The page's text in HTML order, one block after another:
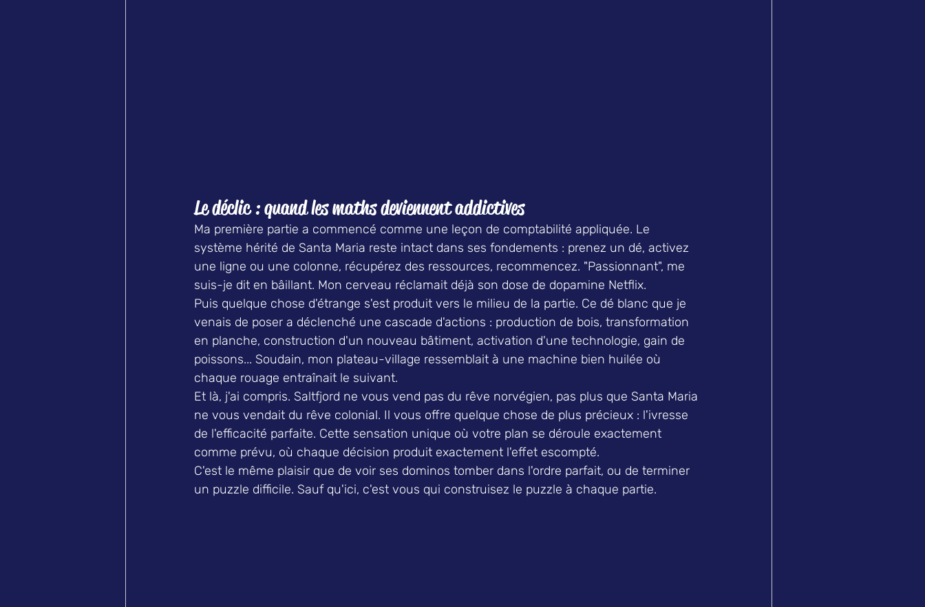
Le déclic : quand les maths deviennent addictives
Ma première partie a commencé comme une leçon de comptabilité appliquée. Le
système hérité de Santa Maria reste intact dans ses fondements : prenez un dé, activez
une ligne ou une colonne, récupérez des ressources, recommencez. "Passionnant", me
suis-je dit en bâillant. Mon cerveau réclamait déjà son dose de dopamine Netflix.
Puis quelque chose d'étrange s'est produit vers le milieu de la partie. Ce dé blanc que je
venais de poser a déclenché une cascade d'actions : production de bois, transformation
en planche, construction d'un nouveau bâtiment, activation d'une technologie, gain de
poissons... Soudain, mon plateau-village ressemblait à une machine bien huilée où
chaque rouage entraînait le suivant.
Et là, j'ai compris. Saltfjord ne vous vend pas du rêve norvégien, pas plus que Santa Maria
ne vous vendait du rêve colonial. Il vous offre quelque chose de plus précieux : l'ivresse
de l'efficacité parfaite. Cette sensation unique où votre plan se déroule exactement
comme prévu, où chaque décision produit exactement l'effet escompté.
C'est le même plaisir que de voir ses dominos tomber dans l'ordre parfait, ou de terminer
un puzzle difficile. Sauf qu'ici, c'est vous qui construisez le puzzle à chaque partie.